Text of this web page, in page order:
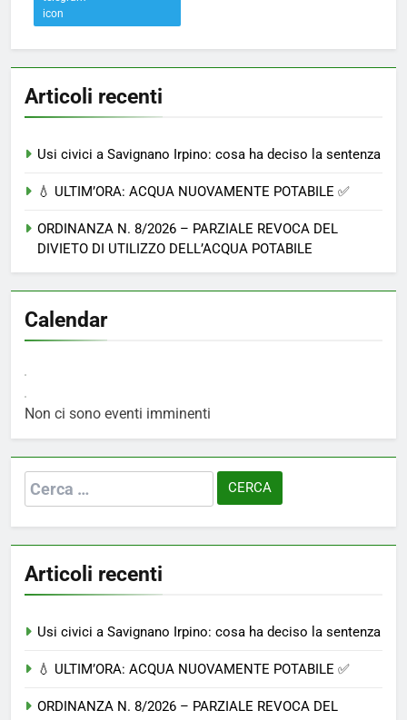
Articoli recenti
Usi civici a Savignano Irpino: cosa ha deciso la sentenza
💧 ULTIM’ORA: ACQUA NUOVAMENTE POTABILE ✅
ORDINANZA N. 8/2026 – PARZIALE REVOCA DEL
DIVIETO DI UTILIZZO DELL’ACQUA POTABILE
Calendar
Non ci sono eventi imminenti
Ricerca
per:
Articoli recenti
Usi civici a Savignano Irpino: cosa ha deciso la sentenza
💧 ULTIM’ORA: ACQUA NUOVAMENTE POTABILE ✅
ORDINANZA N. 8/2026 – PARZIALE REVOCA DEL